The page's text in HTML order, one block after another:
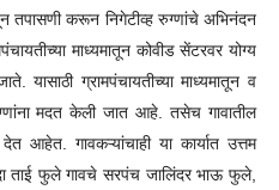
तपासणी करून निगेटीव्ह रुग्णांचे अभिनंदन
माध्यमातून कोवीड सेंटरवर योग्य
यासाठी ग्रामपंचायतीच्या माध्यमातून व
मदत केली जात आहे. तसेच गावातील
आहेत. गावकऱ्यांचाही या कार्यात उत्तम
ताई फुले गावचे सरपंच जालिंदर भाऊ फुले,